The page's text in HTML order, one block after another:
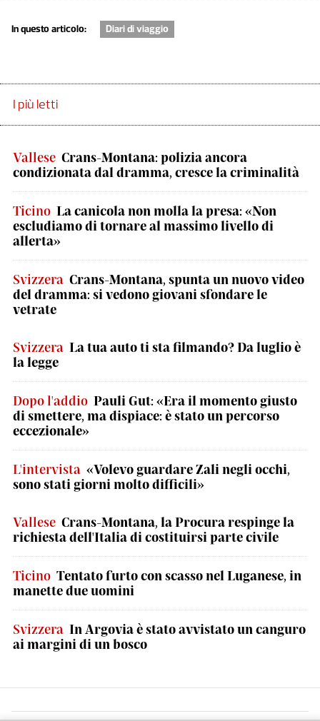
In questo articolo: Diari di viaggio
I più letti
Vallese Crans-Montana: polizia ancora
condizionata dal dramma, cresce la criminalità
Ticino La canicola non molla la presa: «Non
escludiamo di tornare al massimo livello di
allerta»
Svizzera Crans-Montana, spunta un nuovo video
del dramma: si vedono giovani sfondare le
vetrate
Svizzera La tua auto ti sta filmando? Da luglio è
la legge
Dopo l'addio Pauli Gut: «Era il momento giusto
di smettere, ma dispiace: è stato un percorso
eccezionale»
L'intervista «Volevo guardare Zali negli occhi,
sono stati giorni molto difficili»
Vallese Crans-Montana, la Procura respinge la
richiesta dell'Italia di costituirsi parte civile
Ticino Tentato furto con scasso nel Luganese, in
manette due uomini
Svizzera In Argovia è stato avvistato un canguro
ai margini di un bosco